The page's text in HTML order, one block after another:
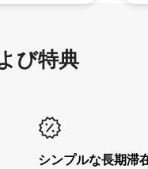
び特⁠典
シンプルな長期滞